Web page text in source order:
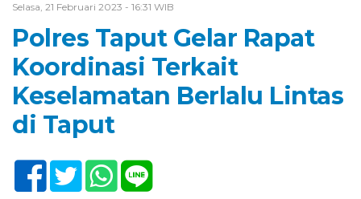
Selasa, 21 Februari 2023 - 16:31 WIB
Polres Taput Gelar Rapat
Koordinasi Terkait
Keselamatan Berlalu Lintas
di Taput